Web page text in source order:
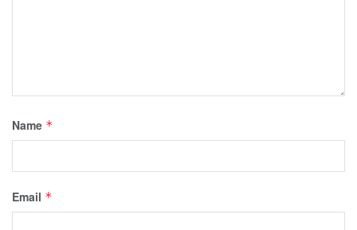
Name *
Email *